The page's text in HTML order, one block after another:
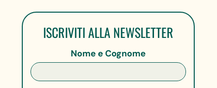
ISCRIVITI ALLA NEWSLETTER
Nome e Cognome